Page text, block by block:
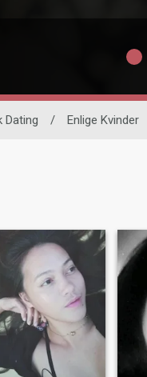
Dating / Enlige Kvinder